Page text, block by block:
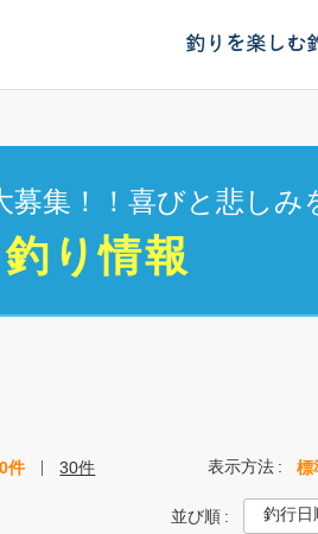
釣りを楽しむ
集！！喜びと悲しみ
釣り情報
件 30件 表示方法 標
並び順